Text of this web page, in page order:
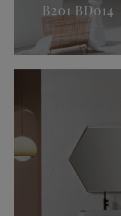
B201 BD014